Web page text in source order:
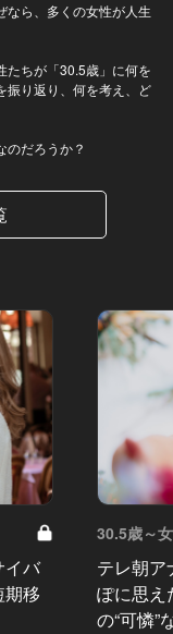
なら、多くの女性が人生
たちが「30.5歳」に何を
振り返り、何を考え、ど
のだろうか？
イバ
移
30.5歳～
テレ朝
ぽに思え
の“可憐”